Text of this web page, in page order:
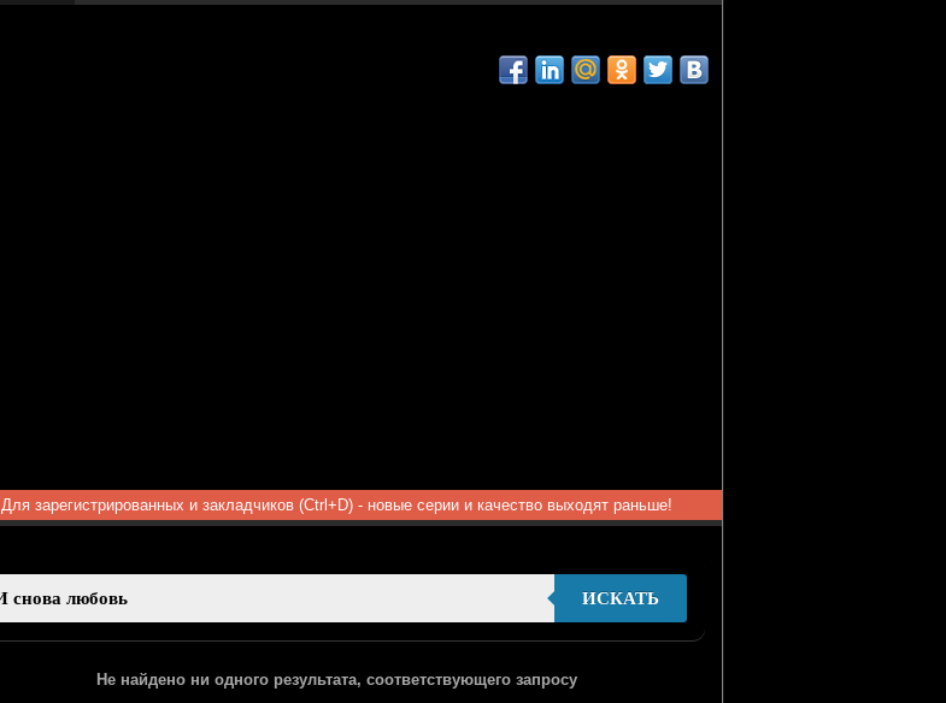
Для зарегистрированных и закладчиков (Ctrl+D) - новые серии и качество выходят раньше!
ИСКАТЬ
Не найдено ни одного результата, соответствующего запросу